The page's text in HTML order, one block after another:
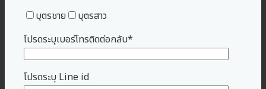
บุตรชาย
บุตรสาว
โปรดระบุเบอร์โทรติดต่อกลับ*
โปรดระบุ Line id